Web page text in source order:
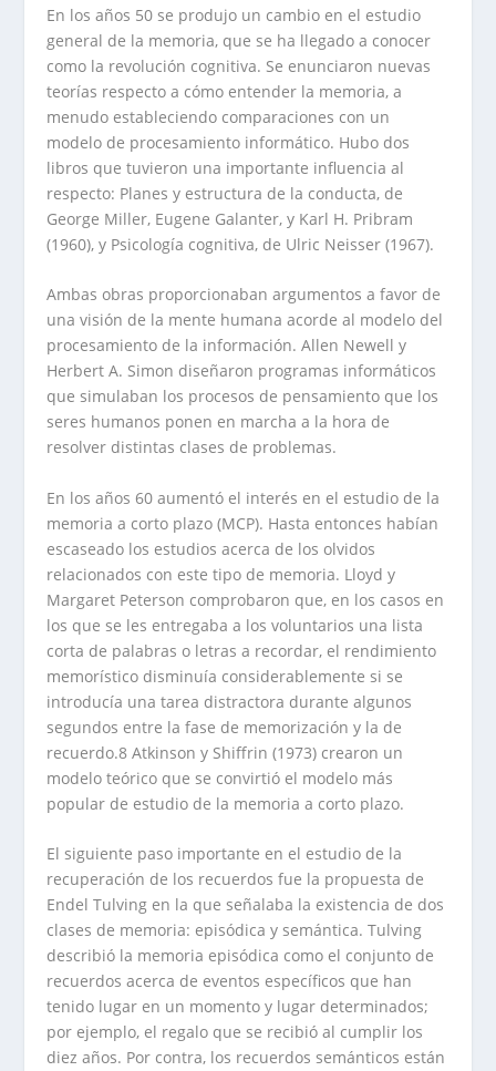
En los años 50 se produjo un cambio en el estudio
general de la memoria, que se ha llegado a conocer
como la revolución cognitiva. Se enunciaron nuevas
teorías respecto a cómo entender la memoria, a
menudo estableciendo comparaciones con un
modelo de procesamiento informático. Hubo dos
libros que tuvieron una importante influencia al
respecto: Planes y estructura de la conducta, de
George Miller, Eugene Galanter, y Karl H. Pribram
(1960), y Psicología cognitiva, de Ulric Neisser (1967).
Ambas obras proporcionaban argumentos a favor de
una visión de la mente humana acorde al modelo del
procesamiento de la información. Allen Newell y
Herbert A. Simon diseñaron programas informáticos
que simulaban los procesos de pensamiento que los
seres humanos ponen en marcha a la hora de
resolver distintas clases de problemas.
En los años 60 aumentó el interés en el estudio de la
memoria a corto plazo (MCP). Hasta entonces habían
escaseado los estudios acerca de los olvidos
relacionados con este tipo de memoria. Lloyd y
Margaret Peterson comprobaron que, en los casos en
los que se les entregaba a los voluntarios una lista
corta de palabras o letras a recordar, el rendimiento
memorístico disminuía considerablemente si se
introducía una tarea distractora durante algunos
segundos entre la fase de memorización y la de
recuerdo.8 Atkinson y Shiffrin (1973) crearon un
modelo teórico que se convirtió el modelo más
popular de estudio de la memoria a corto plazo.
El siguiente paso importante en el estudio de la
recuperación de los recuerdos fue la propuesta de
Endel Tulving en la que señalaba la existencia de dos
clases de memoria: episódica y semántica. Tulving
describió la memoria episódica como el conjunto de
recuerdos acerca de eventos específicos que han
tenido lugar en un momento y lugar determinados;
por ejemplo, el regalo que se recibió al cumplir los
diez años. Por contra, los recuerdos semánticos están